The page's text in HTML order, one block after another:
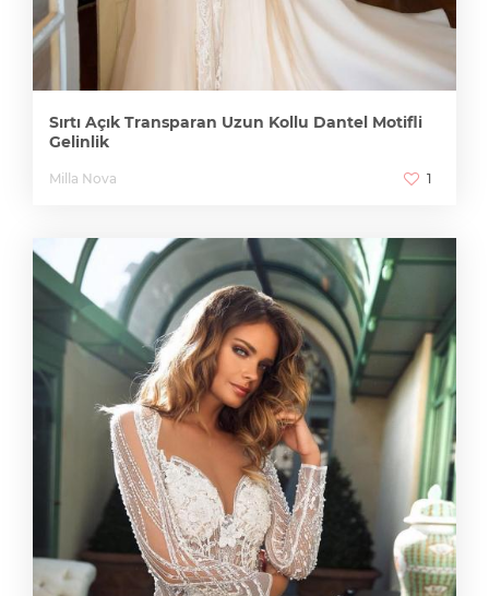
Sırtı Açık Transparan Uzun Kollu Dantel Motifli
Gelinlik
Milla Nova 1